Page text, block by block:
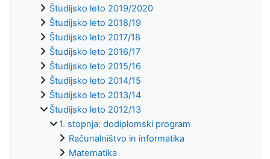
Študijsko leto 2019/2020
Študijsko leto 2018/19
Študijsko leto 2017/18
Študijsko leto 2016/17
Študijsko leto 2015/16
Študijsko leto 2014/15
Študijsko leto 2013/14
Študijsko leto 2012/13
1. stopnja: dodiplomski program
Računalništvo in informatika
Matematika